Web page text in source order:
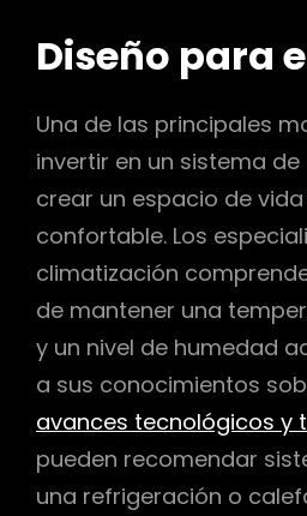
Diseño para
Una de las principales
invertir en un sistema
crear un espacio de
confortable. Los
climatización
de mantener una
y un nivel de humedad
a sus conocimientos
avances tecnológicos y
pueden recomendar
una refrigeración o